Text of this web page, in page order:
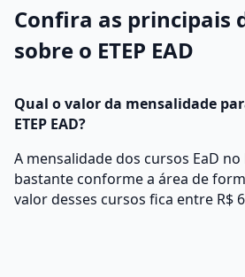
Confira as principais
sobre o ETEP EAD
Qual o valor da mensalidade
ETEP EAD?
A mensalidade dos cursos EaD no
bastante conforme a área de
valor desses cursos fica entre R$